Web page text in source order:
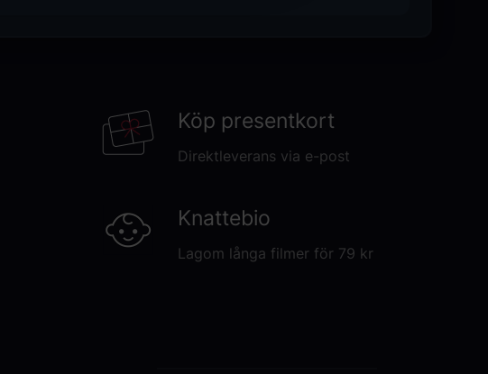
Köp presentkort
Direktleverans via e-post
Knattebio
Lagom långa filmer för 79 kr